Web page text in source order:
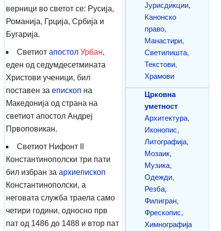
верници во светот се: Русија,
Романија, Грција, Србија и
Бугарија.
Светиот апостол Урбан,
еден од седумдесетмината
Христови ученици, бил
поставен за епископ на
Македонија од страна на
светиот апостол Андреј
Првоповикан.
Светиот Нифонт II
Константинополски три пати
бил избран за архиепископ
Константинополски, а
неговата служба траела само
четири години, односно прв
пат од 1486 до 1488 и втор пат
Јурисдикции,
Канонско
право,
Манастири,
Светилишта,
Текстови,
Храмови
Црковна
уметност
Архитектура,
Иконопис,
Литографија,
Мозаик,
Музика,
Одежди,
Резба,
Филигран,
Фрескопис,
Химнографија